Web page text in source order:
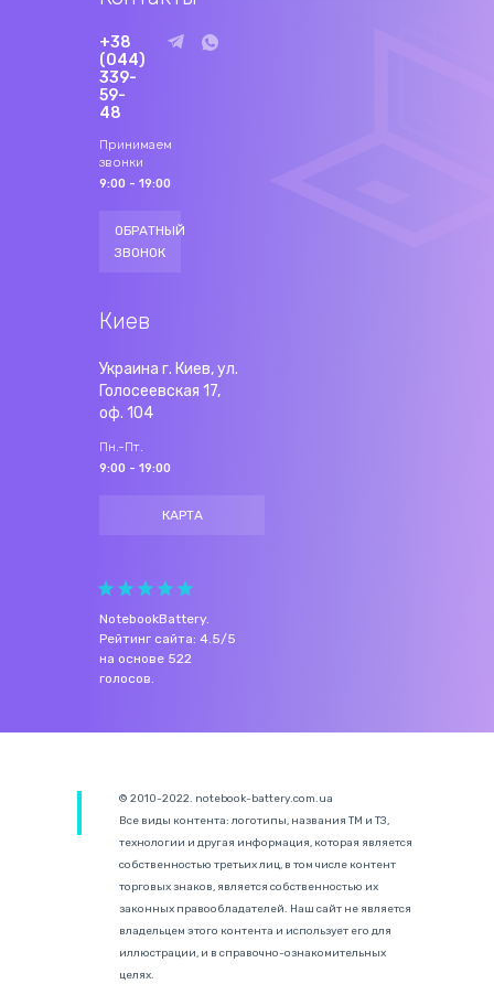
+38
(044)
339-
59-
48
Принимаем
звонки
9:00 - 19:00
ОБРАТНЫЙ
ЗВОНОК
Киев
Украина г. Киев, ул.
Голосеевская 17,
оф. 104
Пн.-Пт.
9:00 - 19:00
КАРТА
NotebookBattery.
Рейтинг сайта: 4.5/5
на основе 522
голосов.
© 2010-2022. notebook-battery.com.ua
Все виды контента: логотипы, названия ТМ и ТЗ,
технологии и другая информация, которая является
собственностью третьих лиц, в том числе контент
торговых знаков, является собственностью их
законных правообладателей. Наш сайт не является
владельцем этого контента и использует его для
иллюстрации, и в справочно-ознакомительных
целях.